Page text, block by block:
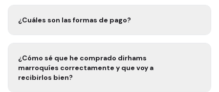
¿Cuáles son las formas de pago?
¿Cómo sé que he comprado dirhams
marroquíes
recibirlos bien?